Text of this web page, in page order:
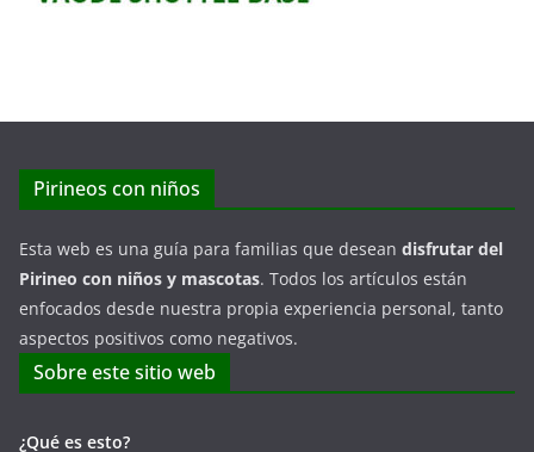
Pirineos con niños
Esta web es una guía para familias que desean disfrutar del
Pirineo con niños y mascotas. Todos los artículos están
enfocados desde nuestra propia experiencia personal, tanto
aspectos positivos como negativos.
Sobre este sitio web
¿Qué es esto?